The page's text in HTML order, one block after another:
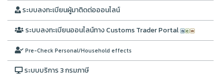
ระบบลงทะเบียนผู้มาติดต่อออนไลน์
ระบบลงทะเบียนออนไลน์ทาง Customs Trader Portal
Pre-Check Personal/Household effects
ระบบบริการ 3 กรมภาษี